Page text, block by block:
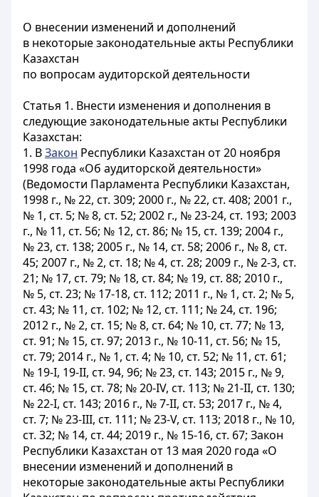
О внесении изменений и дополнений
в некоторые законодательные акты Республики
Казахстан
по вопросам аудиторской деятельности
Статья 1. Внести изменения и дополнения в
следующие законодательные акты Республики
Казахстан:
1. ВЗакон Республики Казахстан от 20 ноября
1998 года «Об аудиторской деятельности»
(Ведомости Парламента Республики Казахстан,
1998 г., № 22, ст. 309; 2000 г., № 22, ст. 408; 2001 г.,
№ 1, ст. 5; № 8, ст. 52; 2002 г., № 23-24, ст. 193; 2003
г., № 11, ст. 56; № 12, ст. 86; № 15, ст. 139; 2004 г.,
№ 23, ст. 138; 2005 г., № 14, ст. 58; 2006 г., № 8, ст.
45; 2007 г., № 2, ст. 18; № 4, ст. 28; 2009 г., № 2-3, ст.
21; № 17, ст. 79; № 18, ст. 84; № 19, ст. 88; 2010 г.,
№ 5, ст. 23; № 17-18, ст. 112; 2011 г., № 1, ст. 2; № 5,
ст. 43; № 11, ст. 102; № 12, ст. 111; № 24, ст. 196;
2012 г., № 2, ст. 15; № 8, ст. 64; № 10, ст. 77; № 13,
ст. 91; № 15, ст. 97; 2013 г., № 10-11, ст. 56; № 15,
ст. 79; 2014 г., № 1, ст. 4; № 10, ст. 52; № 11, ст. 61;
№ 19-І, 19-II, ст. 94, 96; № 23, ст. 143; 2015 г., № 9,
ст. 46; № 15, ст. 78; № 20-IV, ст. 113; № 21-II, ст. 130;
№ 22-І, ст. 143; 2016 г., № 7-II, ст. 53; 2017 г., № 4,
ст. 7; № 23-III, ст. 111; № 23-V, ст. 113; 2018 г., № 10,
ст. 32; № 14, ст. 44; 2019 г., № 15-16, ст. 67; Закон
Республики Казахстан от 13 мая 2020 года «О
внесении изменений и дополнений в
некоторые законодательные акты Республики